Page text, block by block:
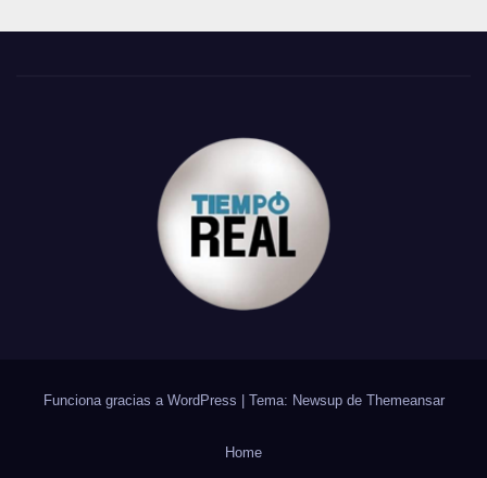
Funciona gracias a WordPress Tema: Newsup de Themeansar
Home